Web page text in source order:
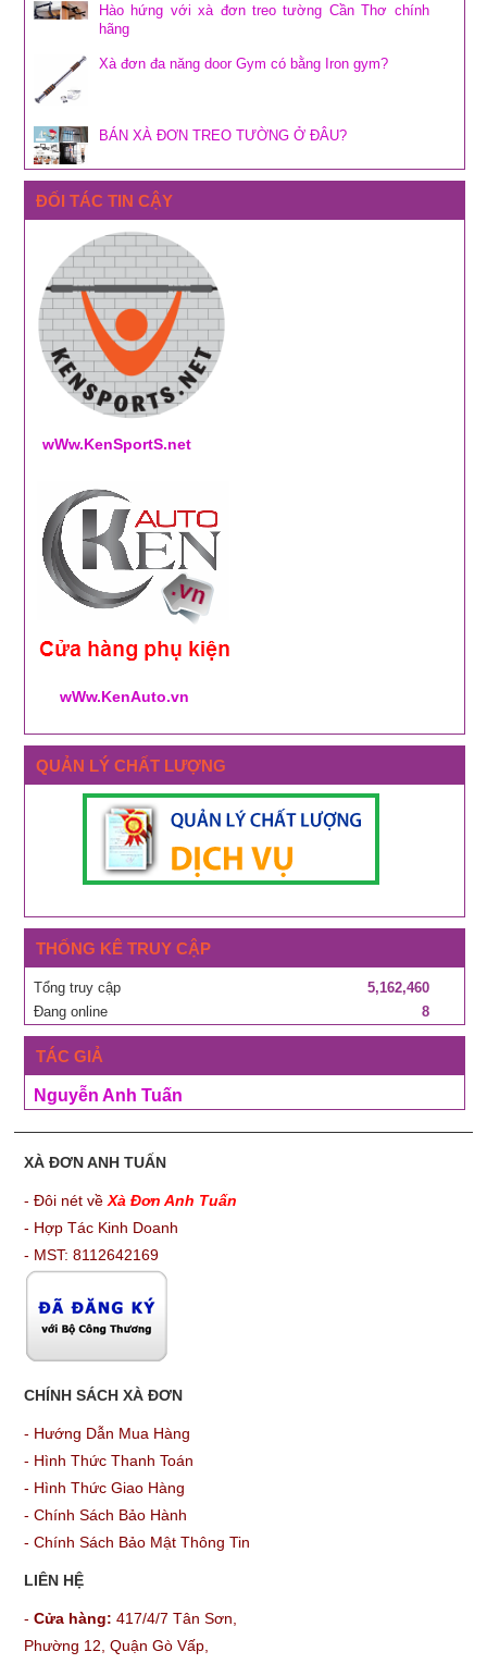
Hào hứng với xà đơn treo tường Cần Thơ chính
hãng
Xà đơn đa năng door Gym có bằng Iron gym?
BÁN XÀ ĐƠN TREO TƯỜNG Ở ĐÂU?
ĐỐI TÁC TIN CẬY
wWw.KenSportS.net
wWw.KenAuto.vn
QUẢN LÝ CHẤT LƯỢNG
THỐNG KÊ TRUY CẬP
Tổng truy cập
5,162,460
Đang online
8
TÁC GIẢ
Nguyễn Anh Tuấn
XÀ ĐƠN ANH TUẤN
- Đôi nét về Xà Đơn Anh Tuấn
- Hợp Tác Kinh Doanh
- MST: 8112642169
CHÍNH SÁCH XÀ ĐƠN
- Hướng Dẫn Mua Hàng
- Hình Thức Thanh Toán
- Hình Thức Giao Hàng
- Chính Sách Bảo Hành
- Chính Sách Bảo Mật Thông Tin
LIÊN HỆ
- Cửa hàng: 417/4/7 Tân Sơn,
Phường 12, Quận Gò Vấp,